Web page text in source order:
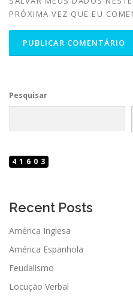
PRÓXIMA VEZ QUE EU
Pesquisar
41603
Recent Posts
América Inglesa
América Espanhola
Feudalismo
Locução Verbal